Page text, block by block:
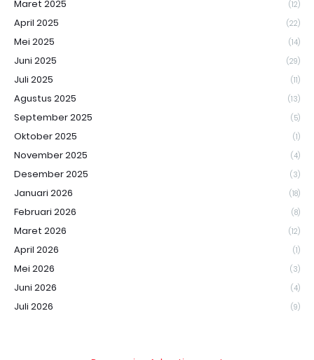
Maret 2025 (12)
April 2025 (22)
Mei 2025 (14)
Juni 2025 (29)
Juli 2025 (11)
Agustus 2025 (13)
September 2025 (5)
Oktober 2025 (1)
November 2025 (4)
Desember 2025 (3)
Januari 2026 (18)
Februari 2026 (8)
Maret 2026 (12)
April 2026 (1)
Mei 2026 (3)
Juni 2026 (4)
Juli 2026 (9)